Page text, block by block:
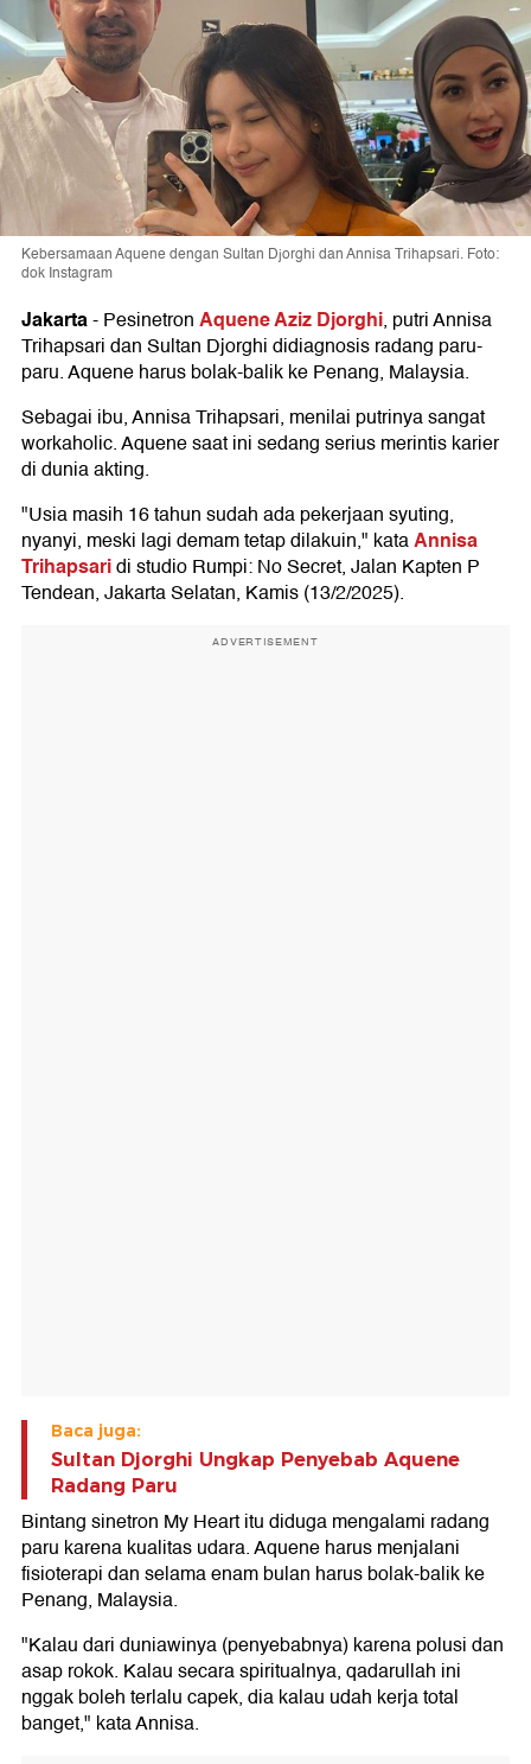
Kebersamaan Aquene dengan Sultan Djorghi dan Annisa Trihapsari. Foto:
dok Instagram
Jakarta-PesinetronAquene Aziz Djorghi, putri Annisa
Trihapsari dan Sultan Djorghi didiagnosis radang paru-
paru. Aquene harus bolak-balik ke Penang, Malaysia.
Sebagai ibu, Annisa Trihapsari, menilai putrinya sangat
workaholic. Aquene saat ini sedang serius merintis karier
di dunia akting.
"Usia masih 16 tahun sudah ada pekerjaan syuting,
nyanyi, meski lagi demam tetap dilakuin," kataAnnisa
Trihapsaridi studio Rumpi: No Secret, Jalan Kapten P
Tendean, Jakarta Selatan, Kamis (13/2/2025).
ADVERTISEMENT
Baca juga:
Sultan Djorghi Ungkap Penyebab Aquene
Radang Paru
Bintang sinetron My Heart itu diduga mengalami radang
paru karena kualitas udara. Aquene harus menjalani
fisioterapi dan selama enam bulan harus bolak-balik ke
Penang, Malaysia.
"Kalau dari duniawinya (penyebabnya) karena polusi dan
asap rokok. Kalau secara spiritualnya, qadarullah ini
nggak boleh terlalu capek, dia kalau udah kerja total
banget," kata Annisa.